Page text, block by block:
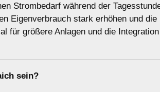
Strombedarf während der
Eigenverbrauch stark erhöhen und die
für größere Anlagen und die
sein?